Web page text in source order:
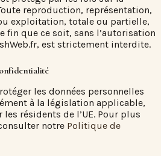
reproduction, représentation,
exploitation, totale ou partielle,
fin que ce soit, sans l’autorisation
est strictement interdite.
les données personnelles
à la législation applicable,
résidents de l’UE. Pour plus
notre Politique de